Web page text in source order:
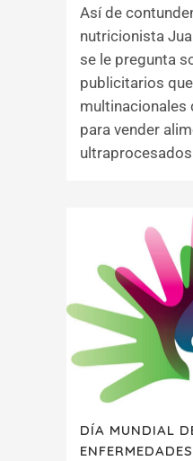
Así de
nutricionista
se le pregunta
publicitarios
multinacionales
para vender
DÍA MUNDIAL